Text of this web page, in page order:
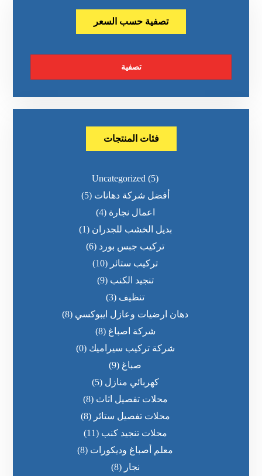
تصفية حسب السعر
تصفية
فئات المنتجات
Uncategorized (5)
أفضل شركة دهانات (5)
اعمال نجارة (4)
بديل الخشب للجدران (1)
تركيب جبس بورد (6)
تركيب ستائر (10)
تنجيد الكنب (9)
تنظيف (3)
دهان ارضيات وعازل ايبوكسي (8)
شركة اصباغ (8)
شركة تركيب سيراميك (0)
صباغ (9)
كهربائي منازل (5)
محلات تفصيل اثاث (8)
محلات تفصيل ستائر (8)
محلات تنجيد كنب (11)
معلم أصباغ وديكورات (8)
نجار (8)